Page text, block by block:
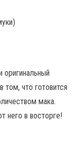
том, что готовится
мака.
него в восторге!